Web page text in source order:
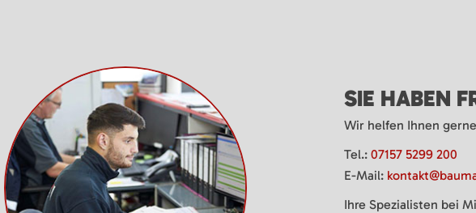
SIE HABEN
Wir helfen Ihnen
Tel.: 07157 5299 200
E-Mail:
Ihre Spezialisten bei